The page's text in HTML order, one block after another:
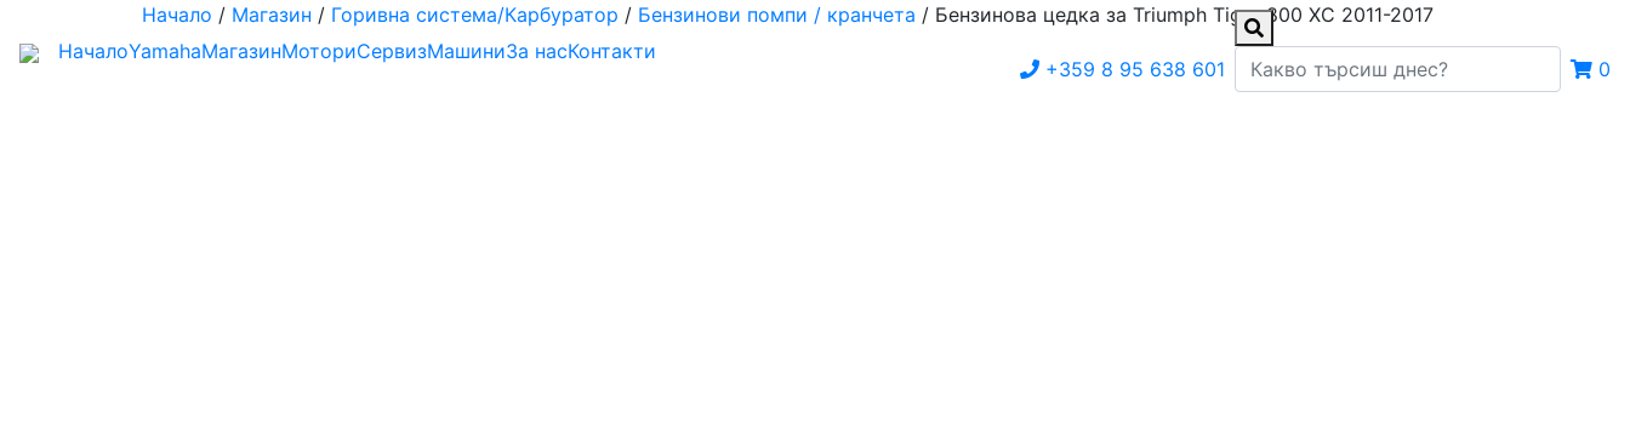
НачалоYamahaМагазинМоториСервизМашиниЗа насКонтакти
+359 8 95 638 601 0
Начало / Магазин / Горивна система/Карбуратор / Бензинови помпи / кранчета / Бензинова цедка за Triumph Tiger 800 XC 2011-2017